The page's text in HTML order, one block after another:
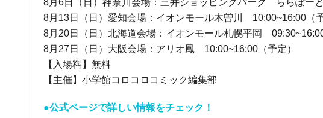
8月13日（日）愛知会場：イオンモール木曽川 10:00~16:00（予
8月20日（日）北海道会場：イオンモール札幌平岡 09:30~16:00
8月27日（日）大阪会場：アリオ鳳 10:00~16:00（予定）
【入場料】無料
【主催】小学館コロコロコミック編集部
●公式ページで詳しい情報をチェック！